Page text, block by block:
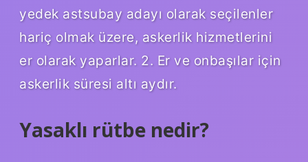
yedek astsubay adayı olarak seçilenler
hariç olmak üzere, askerlik hizmetlerini
er olarak yaparlar. 2. Er ve onbaşılar için
askerlik süresi altı aydır.
Yasaklı rütbe nedir?